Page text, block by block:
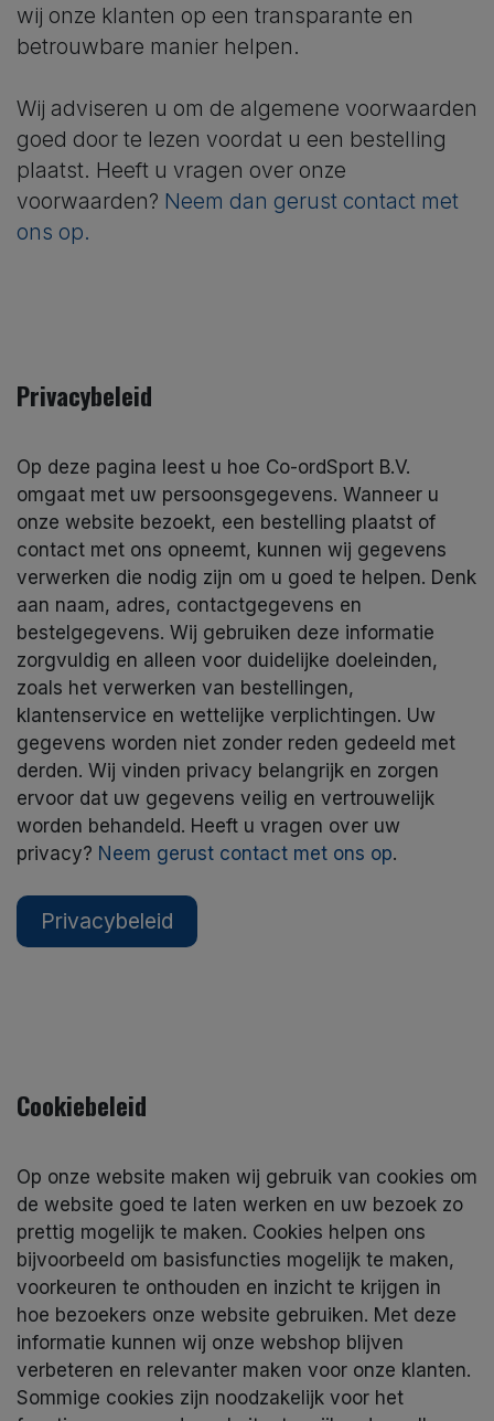
wij onze klanten op een transparante en
betrouwbare manier helpen.
Wij adviseren u om de algemene voorwaarden
goed door te lezen voordat u een bestelling
plaatst. Heeft u vragen over onze
voorwaarden? Neem dan gerust contact met
ons op.
Privacybeleid
Op deze pagina leest u hoe Co-ordSport B.V.
omgaat met uw persoonsgegevens. Wanneer u
onze website bezoekt, een bestelling plaatst of
contact met ons opneemt, kunnen wij gegevens
verwerken die nodig zijn om u goed te helpen. Denk
aan naam, adres, contactgegevens en
bestelgegevens. Wij gebruiken deze informatie
zorgvuldig en alleen voor duidelijke doeleinden,
zoals het verwerken van bestellingen,
klantenservice en wettelijke verplichtingen. Uw
gegevens worden niet zonder reden gedeeld met
derden. Wij vinden privacy belangrijk en zorgen
ervoor dat uw gegevens veilig en vertrouwelijk
worden behandeld. Heeft u vragen over uw
privacy? Neem gerust contact met ons op.
Privacybeleid
Cookiebeleid
Op onze website maken wij gebruik van cookies om
de website goed te laten werken en uw bezoek zo
prettig mogelijk te maken. Cookies helpen ons
bijvoorbeeld om basisfuncties mogelijk te maken,
voorkeuren te onthouden en inzicht te krijgen in
hoe bezoekers onze website gebruiken. Met deze
informatie kunnen wij onze webshop blijven
verbeteren en relevanter maken voor onze klanten.
Sommige cookies zijn noodzakelijk voor het